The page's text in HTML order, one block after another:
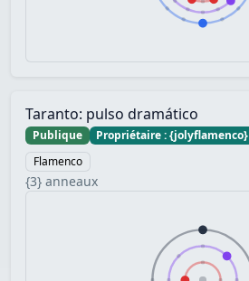
Taranto: pulso dramático
Publique
Propriétaire : {jolyflamenco}
Flamenco
{3} anneaux